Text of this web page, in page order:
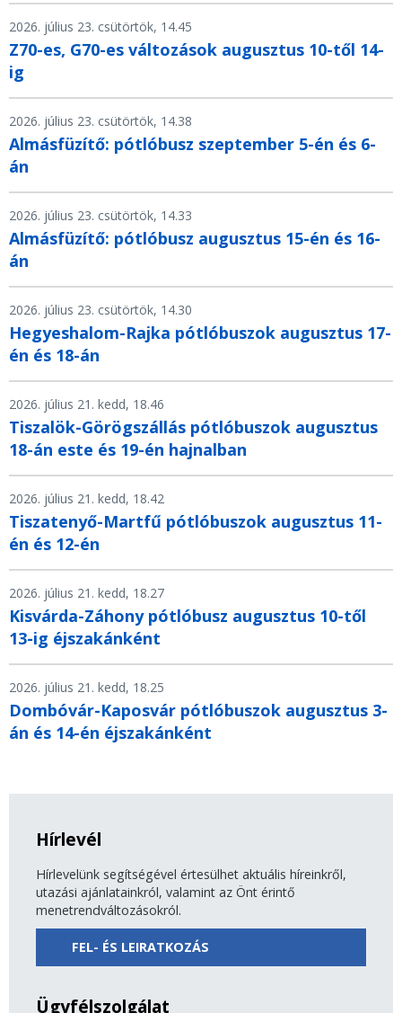
2026. július 23. csütörtök, 14.45
Z70-es, G70-es változások augusztus 10-től 14-
ig
2026. július 23. csütörtök, 14.38
Almásfüzítő: pótlóbusz szeptember 5-én és 6-
án
2026. július 23. csütörtök, 14.33
Almásfüzítő: pótlóbusz augusztus 15-én és 16-
án
2026. július 23. csütörtök, 14.30
Hegyeshalom-Rajka pótlóbuszok augusztus 17-
én és 18-án
2026. július 21. kedd, 18.46
Tiszalök-Görögszállás pótlóbuszok augusztus
18-án este és 19-én hajnalban
2026. július 21. kedd, 18.42
Tiszatenyő-Martfű pótlóbuszok augusztus 11-
én és 12-én
2026. július 21. kedd, 18.27
Kisvárda-Záhony pótlóbusz augusztus 10-től
13-ig éjszakánként
2026. július 21. kedd, 18.25
Dombóvár-Kaposvár pótlóbuszok augusztus 3-
án és 14-én éjszakánként
Hírlevél
Hírlevelünk segítségével értesülhet aktuális híreinkről,
utazási ajánlatainkról, valamint az Önt érintő
menetrendváltozásokról.
FEL- ÉS LEIRATKOZÁS
Ügyfélszolgálat